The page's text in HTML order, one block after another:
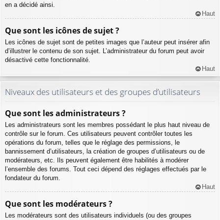
en a décidé ainsi.
Haut
Que sont les icônes de sujet ?
Les icônes de sujet sont de petites images que l’auteur peut insérer afin
d’illustrer le contenu de son sujet. L’administrateur du forum peut avoir
désactivé cette fonctionnalité.
Haut
Niveaux des utilisateurs et des groupes d’utilisateurs
Que sont les administrateurs ?
Les administrateurs sont les membres possédant le plus haut niveau de
contrôle sur le forum. Ces utilisateurs peuvent contrôler toutes les
opérations du forum, telles que le réglage des permissions, le
bannissement d’utilisateurs, la création de groupes d’utilisateurs ou de
modérateurs, etc. Ils peuvent également être habilités à modérer
l’ensemble des forums. Tout ceci dépend des réglages effectués par le
fondateur du forum.
Haut
Que sont les modérateurs ?
Les modérateurs sont des utilisateurs individuels (ou des groupes